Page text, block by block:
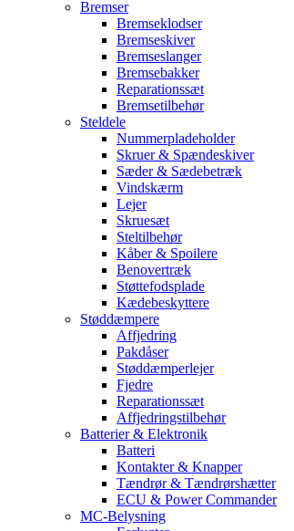
Bremser
Bremseklodser
Bremseskiver
Bremseslanger
Bremsebakker
Reparationssæt
Bremsetilbehør
Steldele
Nummerpladeholder
Skruer & Spændeskiver
Sæder & Sædebetræk
Vindskærm
Lejer
Skruesæt
Steltilbehør
Kåber & Spoilere
Benovertræk
Støttefodsplade
Kædebeskyttere
Støddæmpere
Affjedring
Pakdåser
Støddæmperlejer
Fjedre
Reparationssæt
Affjedringstilbehør
Batterier & Elektronik
Batteri
Kontakter & Knapper
Tændrør & Tændrørshætter
ECU & Power Commander
MC-Belysning